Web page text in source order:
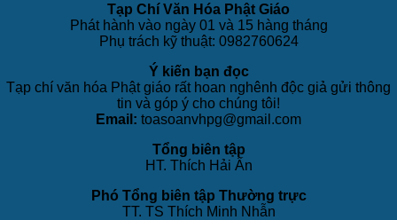
Tạp Chí Văn Hóa Phật Giáo
Phát hành vào ngày 01 và 15 hàng tháng
Phụ trách kỹ thuật: 0982760624
Ý kiến bạn đọc
Tạp chí văn hóa Phật giáo rất hoan nghênh độc giả gửi thông
tin và góp ý cho chúng tôi!
Email: toasoanvhpg@gmail.com
Tổng biên tập
HT. Thích Hải Ấn
Phó Tổng biên tập Thường trực
TT. TS Thích Minh Nhẫn